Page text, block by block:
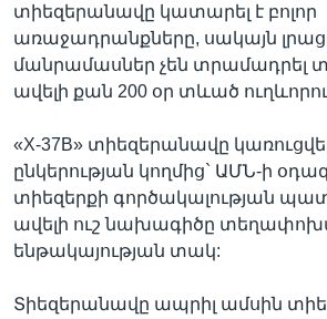
տիեզերանավը կատարել է բոլոր
առաջադրանքները, սակայն
մանրամասներ չեն տրամադրել
ավելի քան 200 օր տևած
«X-37B» տիեզերանավը
ընկերության կողմից` ԱՄՆ-ի
տիեզերքի գործակալության
ավելի ուշ նախագիծը
ենթակայության տակ:
Տիեզերանավը ապրիլ ամսին